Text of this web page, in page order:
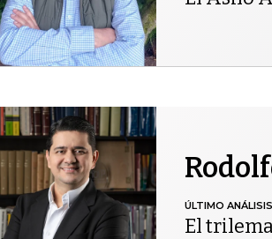
ÚLTIMO ANÁLISIS
El